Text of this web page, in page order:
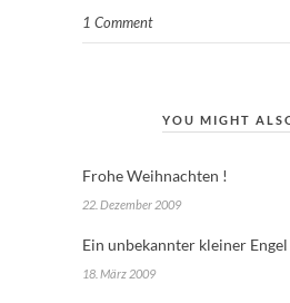
1 Comment
YOU MIGHT
Frohe Weihnachten !
22. Dezember 2009
Ein unbekannter kleiner Engel
18. März 2009